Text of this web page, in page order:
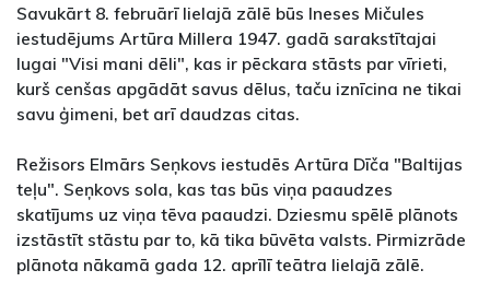
Savukārt 8. februārī lielajā zālē būs Ineses Mičules
iestudējums Artūra Millera 1947. gadā sarakstītajai
lugai "Visi mani dēli", kas ir pēckara stāsts par vīrieti,
kurš cenšas apgādāt savus dēlus, taču iznīcina ne tikai
savu ģimeni, bet arī daudzas citas.
Režisors Elmārs Seņkovs iestudēs Artūra Dīča "Baltijas
teļu". Seņkovs sola, kas tas būs viņa paaudzes
skatījums uz viņa tēva paaudzi. Dziesmu spēlē plānots
izstāstīt stāstu par to, kā tika būvēta valsts. Pirmizrāde
plānota nākamā gada 12. aprīlī teātra lielajā zālē.